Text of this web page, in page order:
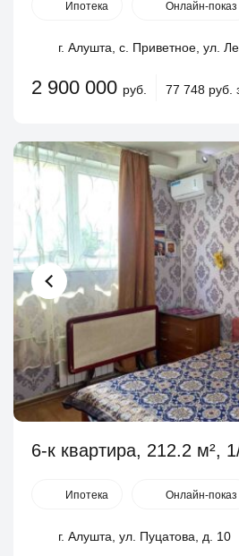
Ипотека Онлайн-показ
г. Алушта, с. Приветное, ул.
2 900 000 руб. 77 748 руб.
6-к квартира, 212.2 м²,
Ипотека Онлайн-показ
г. Алушта, ул. Пуцатова, д. 10